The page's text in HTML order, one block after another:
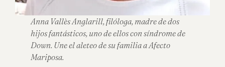
Anna Vallès Anglarill, filóloga, madre de dos
hijos fantásticos, uno de ellos con síndrome de
Down. Une el aleteo de su familia a Afecto
Mariposa.